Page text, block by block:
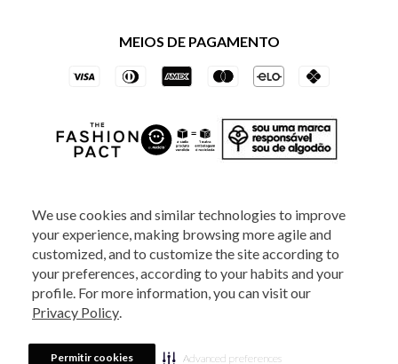
We use cookies and similar technologies to improve
your experience, making browsing more agile and
customized, and to customize the site according to
your preferences, according to your habits and your
profile. For more information, you can visit our
Privacy Policy.
Permitir cookies Advanced preferences
Trocas e Devoluções
Vai de Visa
Azul Fidelidade
MEIOS DE PAGAMENTO
2025 - Veste S.A Estilo. Todos os direitos reservados - A loja Estoque reserva-
se no direito de corrigir ou alterar informações como: preços, promoções e
880 5520.Horário de Atendimento:
Sábados das 8h às 14h, exceto feriados. Veste S.A Estilo. Rua Othão, 405, Vila